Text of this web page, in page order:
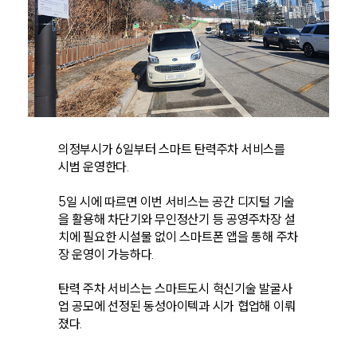
의정부시가 6일부터 스마트 탄력주차 서비스를
시범 운영한다.
5일 시에 따르면 이번 서비스는 공간 디지털 기술
을 활용해 차단기와 무인정산기 등 공영주차장 설
치에 필요한 시설물 없이 스마트폰 앱을 통해 주차
장 운영이 가능하다.
탄력 주차 서비스는 스마트도시 혁신기술 발굴사
업 공모에 선정된 동성아이텍과 시가 협업해 이뤄
졌다.